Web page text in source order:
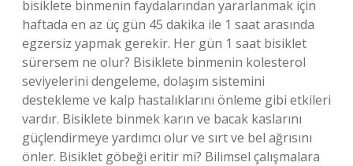
bisiklete binmenin faydalarından yararlanmak için
haftada en az üç gün 45 dakika ile 1 saat arasında
egzersiz yapmak gerekir. Her gün 1 saat bisiklet
sürersem ne olur? Bisiklete binmenin kolesterol
seviyelerini dengeleme, dolaşım sistemini
destekleme ve kalp hastalıklarını önleme gibi etkileri
vardır. Bisiklete binmek karın ve bacak kaslarını
güçlendirmeye yardımcı olur ve sırt ve bel ağrısını
önler. Bisiklet göbeği eritir mi? Bilimsel çalışmalara